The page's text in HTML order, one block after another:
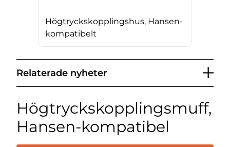
Högtryckskopplingshus, Hansen-
kompatibelt
Relaterade nyheter
Högtryckskopplingsmuff,
Hansen-kompatibel